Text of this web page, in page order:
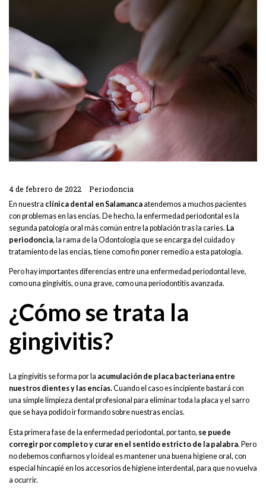
4 de febrero de 2022 Periodoncia
En nuestra clínica dental en Salamancaatendemos a muchos pacientes
con problemas en las encías. De hecho, la enfermedad periodontal es la
segunda patología oral más común entre la población tras la caries. La
periodoncia, la rama de la Odontología que se encarga del cuidado y
tratamiento de las encías, tiene como fin poner remedio a esta patología.
Pero hay importantes diferencias entre una enfermedad periodontal leve,
como una gingivitis, o una grave, como una periodontitis avanzada.
¿Cómo se trata la
gingivitis?
La gingivitis se forma por la acumulación de placa bacteriana entre
nuestros dientes y las encías.Cuando el caso es incipiente bastará con
una simple limpieza dental profesional para eliminar toda la placa y el sarro
que se haya podido ir formando sobre nuestras encías.
Esta primera fase de la enfermedad periodontal, por tanto, se puede
corregir por completo y curar en el sentido estricto de la palabra. Pero
no debemos confiarnos y lo ideal es mantener una buena higiene oral, con
especial hincapié en los accesorios de higiene interdental, para que no vuelva
a ocurrir.